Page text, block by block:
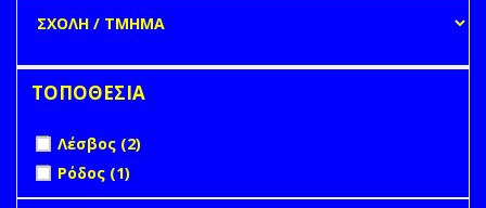
ΤΟΠΟΘΕΣΙΑ
Apply Λέσβος filter
Λέσβος (2)
Apply Ρόδος filter
Ρόδος (1)